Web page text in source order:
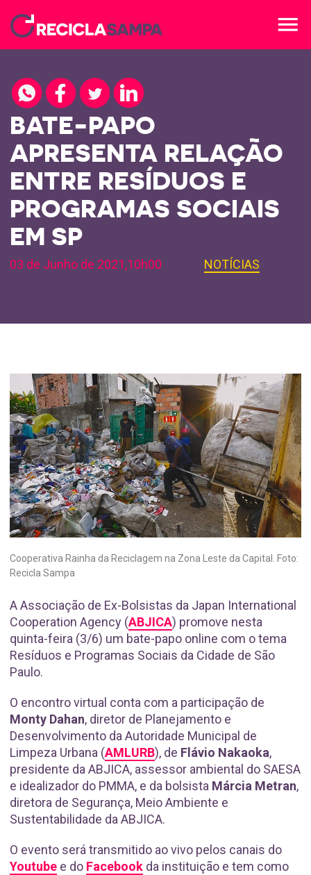
menu
BATE-PAPO
APRESENTA RELAÇÃO
ENTRE RESÍDUOS E
PROGRAMAS SOCIAIS
EM SP
03 de Junho de 2021,10h00 NOTÍCIAS
Cooperativa Rainha da Reciclagem na Zona Leste da Capital. Foto:
Recicla Sampa
A Associação de Ex-Bolsistas da Japan International
Cooperation Agency (ABJICA) promove nesta
quinta-feira (3/6) um bate-papo online com o tema
Resíduos e Programas Sociais da Cidade de São
Paulo.
O encontro virtual conta com a participação de
Monty Dahan, diretor de Planejamento e
Desenvolvimento da Autoridade Municipal de
Limpeza Urbana (AMLURB), de Flávio Nakaoka,
presidente da ABJICA, assessor ambiental do SAESA
e idealizador do PMMA, e da bolsista Márcia Metran,
diretora de Segurança, Meio Ambiente e
Sustentabilidade da ABJICA.
O evento será transmitido ao vivo pelos canais do
Youtube e do Facebook da instituição e tem como